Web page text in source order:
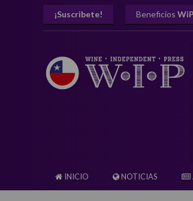
¡Suscribete! Beneficios WiP
INICIO NOTICIAS